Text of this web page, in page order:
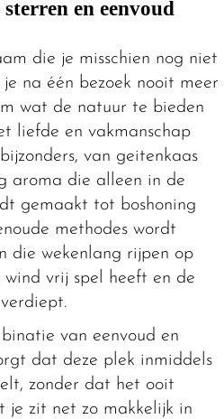
en eenvoud
die je misschien nog niet
na één bezoek nooit meer
wat de natuur te bieden
liefde en vakmanschap
van geitenkaas
aroma die alleen in de
gemaakt tot boshoning
methodes wordt
die wekenlang rijpen op
vrij spel heeft en de
van eenvoud en
dat deze plek inmiddels
zonder dat het ooit
je zit net zo makkelijk in